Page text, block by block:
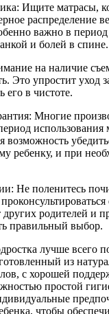
Ищите матрасы,
распределение
важно в
и болей в спине.
на наличие
Это упростит уход
его в чистоте.
Многие
использования
возможность
ребенку, и при
Не поленитесь
родителей и
правильный выбор.
лучше всего
из
с хорошей
простой
чтобы